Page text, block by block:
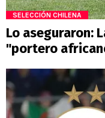
SELECCIÓN CHILENA
Lo aseguraron:
"portero